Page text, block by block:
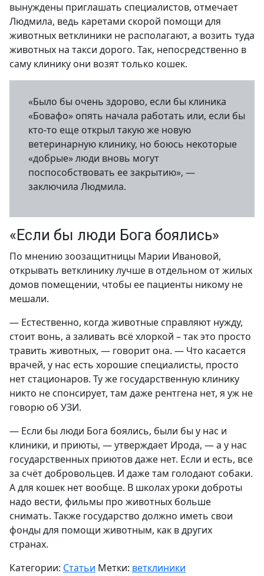
вынуждены приглашать специалистов, отмечает
Людмила, ведь каретами скорой помощи для
животных ветклиники не располагают, а возить туда
животных на такси дорого. Так, непосредственно в
саму клинику они возят только кошек.
«Было бы очень здорово, если бы клиника
«Бовафо» опять начала работать или, если бы
кто-то еще открыл такую же новую
ветеринарную клинику, но боюсь некоторые
«добрые» люди вновь могут
поспособствовать ее закрытию», —
заключила Людмила.
«Если бы люди Бога боялись»
По мнению зоозащитницы Марии Ивановой,
открывать ветклинику лучше в отдельном от жилых
домов помещении, чтобы ее пациенты никому не
мешали.
— Естественно, когда животные справляют нужду,
стоит вонь, а заливать всё хлоркой – так это просто
травить животных, — говорит она. — Что касается
врачей, у нас есть хорошие специалисты, просто
нет стационаров. Ту же государственную клинику
никто не спонсирует, там даже рентгена нет, я уж не
говорю об УЗИ.
— Если бы люди Бога боялись, были бы у нас и
клиники, и приюты, — утверждает Ирода, — а у нас
государственных приютов даже нет. Если и есть, все
за счёт добровольцев. И даже там голодают собаки.
А для кошек нет вообще. В школах уроки доброты
надо вести, фильмы про животных больше
снимать. Также государство должно иметь свои
фонды для помощи животным, как в других
странах.
Категории: Статьи Метки: ветклиники